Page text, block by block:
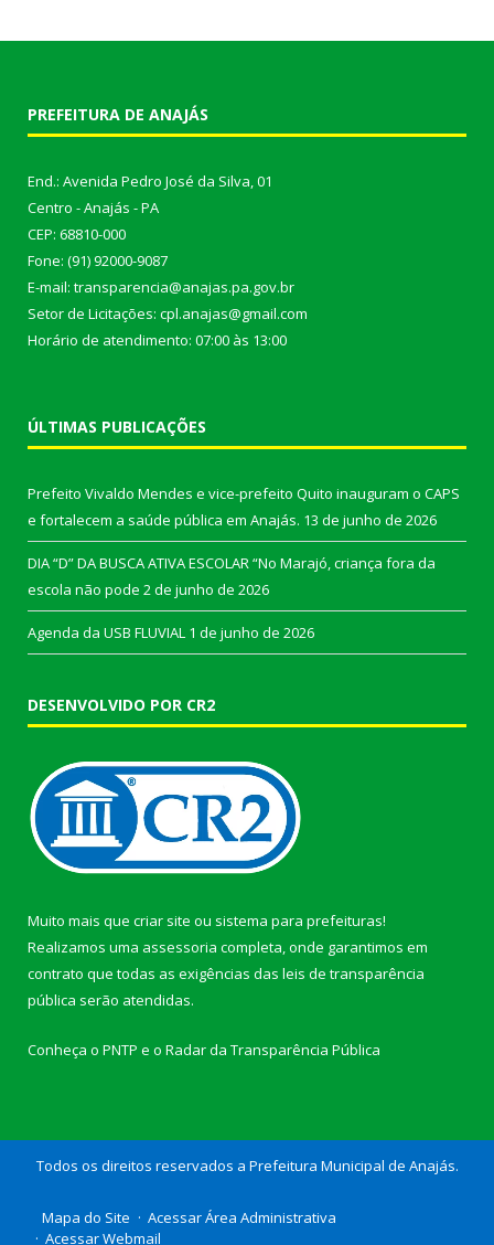
PREFEITURA DE ANAJÁS
End.: Avenida Pedro José da Silva, 01
Centro - Anajás - PA
CEP: 68810-000
Fone: (91) 92000-9087
E-mail: transparencia@anajas.pa.gov.br
Setor de Licitações: cpl.anajas@gmail.com
Horário de atendimento: 07:00 às 13:00
ÚLTIMAS PUBLICAÇÕES
Prefeito Vivaldo Mendes e vice-prefeito Quito inauguram o CAPS
e fortalecem a saúde pública em Anajás. 13 de junho de 2026
DIA “D” DA BUSCA ATIVA ESCOLAR “No Marajó, criança fora da
escola não pode 2 de junho de 2026
Agenda da USB FLUVIAL 1 de junho de 2026
DESENVOLVIDO POR CR2
Muito mais que criar site ou sistema para prefeituras!
Realizamos uma assessoria completa, onde garantimos em
contrato que todas as exigências das leis de transparência
pública serão atendidas.
Conheça o PNTP e o Radar da Transparência Pública
Todos os direitos reservados a Prefeitura Municipal de Anajás.
Mapa do Site
Acessar Área Administrativa
Acessar Webmail